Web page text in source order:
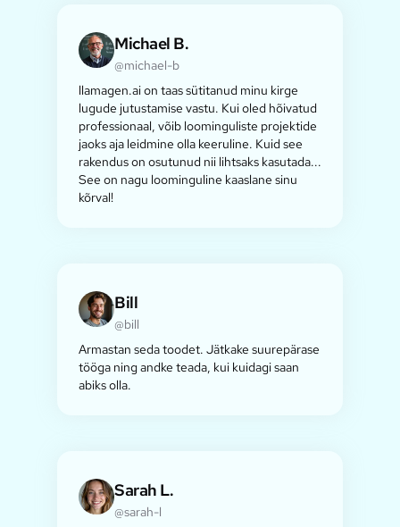
Michael B.
@michael-b
llamagen.ai on taas sütitanud minu kirge
lugude jutustamise vastu. Kui oled hõivatud
professionaal, võib loominguliste projektide
jaoks aja leidmine olla keeruline. Kuid see
rakendus on osutunud nii lihtsaks kasutada...
See on nagu loominguline kaaslane sinu
kõrval!
Bill
@bill
Armastan seda toodet. Jätkake suurepärase
tööga ning andke teada, kui kuidagi saan
abiks olla.
Sarah L.
@sarah-l